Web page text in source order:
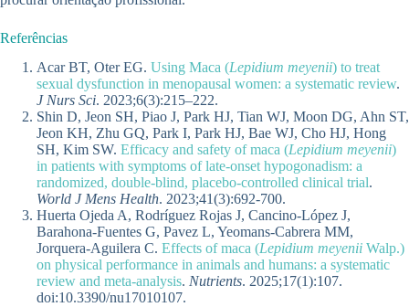
Referências
Acar BT, Oter EG. Using Maca (Lepidium meyenii) to treat
sexual dysfunction in menopausal women: a systematic review.
J Nurs Sci. 2023;6(3):215–222.
Shin D, Jeon SH, Piao J, Park HJ, Tian WJ, Moon DG, Ahn ST,
Jeon KH, Zhu GQ, Park I, Park HJ, Bae WJ, Cho HJ, Hong
SH, Kim SW. Efficacy and safety of maca (Lepidium meyenii)
in patients with symptoms of late-onset hypogonadism: a
randomized, double-blind, placebo-controlled clinical trial.
World J Mens Health. 2023;41(3):692-700.
Huerta Ojeda A, Rodríguez Rojas J, Cancino-López J,
Barahona-Fuentes G, Pavez L, Yeomans-Cabrera MM,
Jorquera-Aguilera C. Effects of maca (Lepidium meyenii Walp.)
on physical performance in animals and humans: a systematic
review and meta-analysis. Nutrients. 2025;17(1):107.
doi:10.3390/nu17010107.